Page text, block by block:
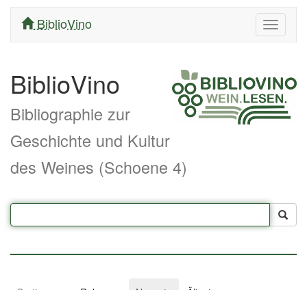
ein/
BiblioVino
BiblioVino
Bibliographie zur
Geschichte und Kultur
des Weines (Schoene 4)